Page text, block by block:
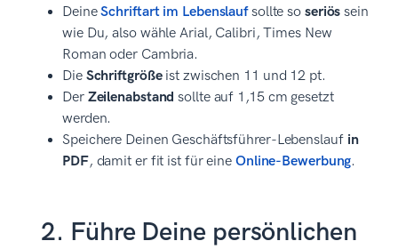
DeineSchriftart im Lebenslaufsollte so seriös sein
wie Du, also wähle Arial, Calibri, Times New
Roman oder Cambria.
Die Schriftgrößeist zwischen 11 und 12 pt.
Der Zeilenabstand sollte auf 1,15 cm gesetzt
werden.
Speichere Deinen Geschäftsführer-Lebenslauf in
PDF, damit er fit ist für eine Online-Bewerbung.
2. Führe Deine persönlichen